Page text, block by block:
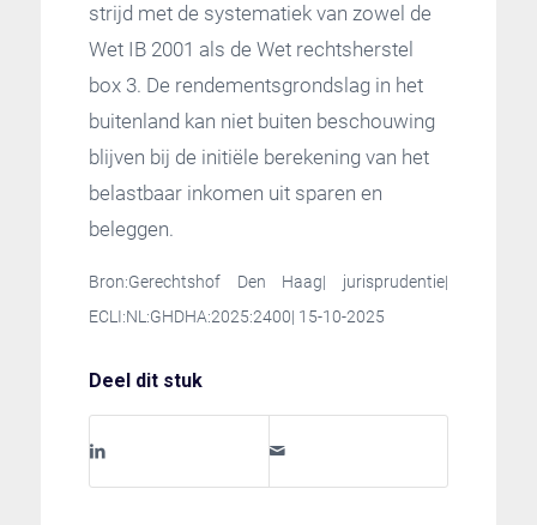
strijd met de systematiek van zowel de
Wet IB 2001 als de Wet rechtsherstel
box 3. De rendementsgrondslag in het
buitenland kan niet buiten beschouwing
blijven bij de initiële berekening van het
belastbaar inkomen uit sparen en
beleggen.
Bron:Gerechtshof Den Haag| jurisprudentie|
ECLI:NL:GHDHA:2025:2400| 15-10-2025
Deel dit stuk